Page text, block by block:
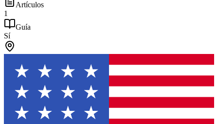
Artículos
1
Guía
Sí